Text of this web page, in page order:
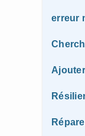
erreur